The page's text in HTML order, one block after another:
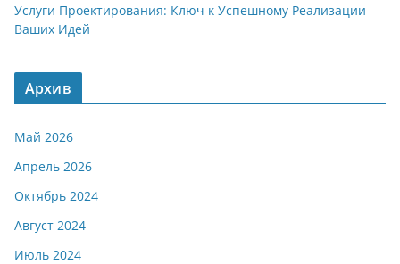
Услуги Проектирования: Ключ к Успешному Реализации
Ваших Идей
Архив
Май 2026
Апрель 2026
Октябрь 2024
Август 2024
Июль 2024